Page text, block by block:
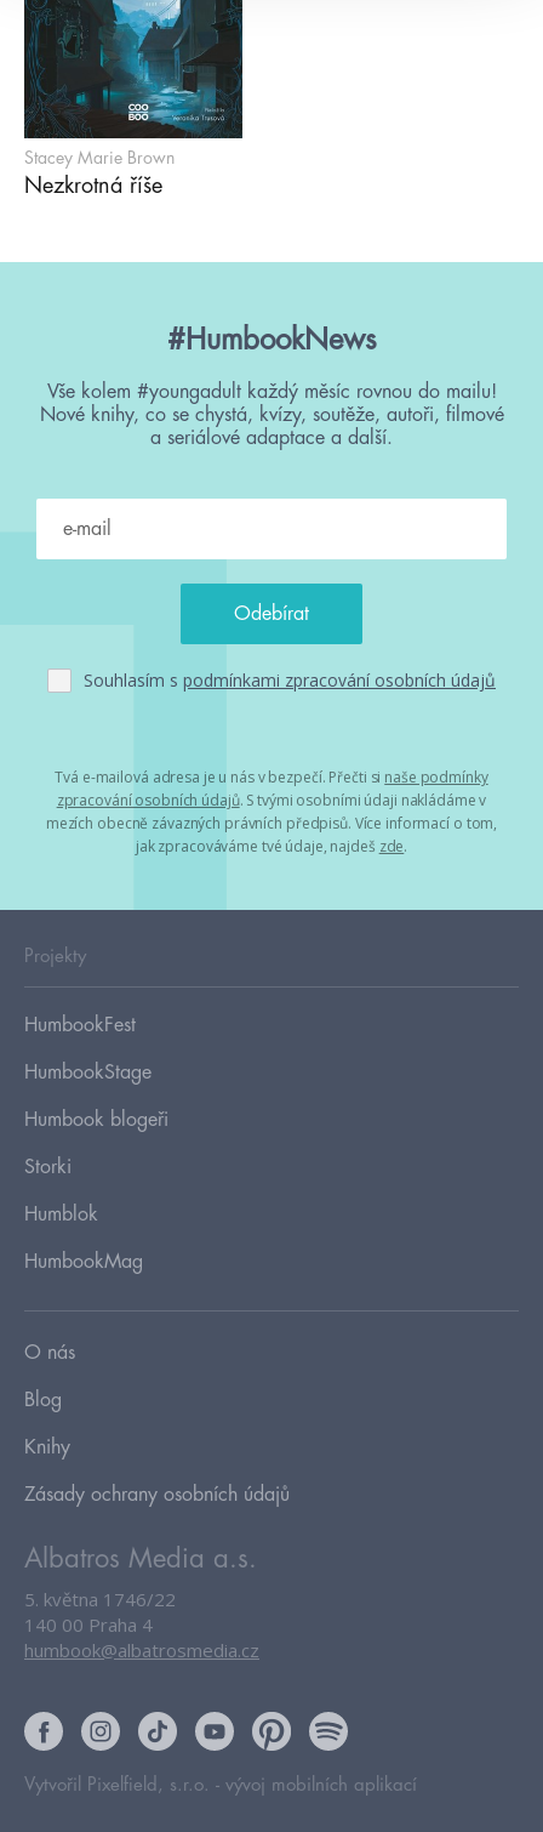
Stacey Marie Brown
Nezkrotná říše
#HumbookNews
Vše kolem #youngadult každý měsíc rovnou do mailu!
Nové knihy, co se chystá, kvízy, soutěže, autoři, filmové
a seriálové adaptace a další.
Souhlasím s podmínkami zpracování osobních údajů
Tvá e-mailová adresa je u nás v bezpečí. Přečti si naše podmínky
zpracování osobních údajů. S tvými osobními údaji nakládáme v
mezích obecně závazných právních předpisů. Více informací o tom,
jak zpracováváme tvé údaje, najdeš zde.
Projekty
HumbookFest
HumbookStage
Humbook blogeři
Storki
Humblok
HumbookMag
O nás
Blog
Knihy
Zásady ochrany osobních údajů
Albatros Media a.s.
5. května 1746/22
140 00 Praha 4
humbook@albatrosmedia.cz
Vytvořil Pixelfield, s.r.o. - vývoj mobilních aplikací